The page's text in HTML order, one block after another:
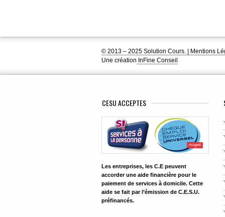
© 2013 – 2025 Solution Cours. | Mentions
Une création InFine Conseil
CESU ACCEPTES
Les entreprises, les C.E peuvent
accorder une aide financière pour le
paiement de services à domicile. Cette
aide se fait par l’émission de C.E.S.U.
préfinancés.